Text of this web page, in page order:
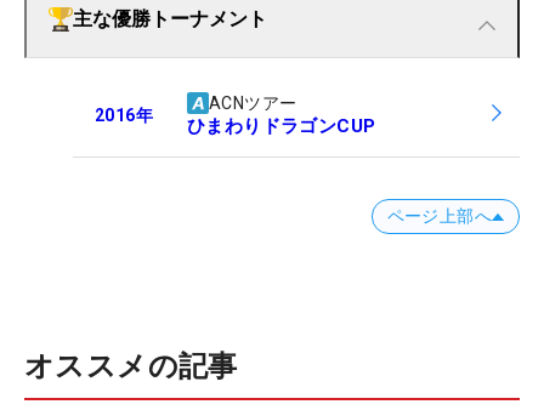
主な優勝トーナメント
2016年
ACNツアー
ひまわりドラゴンCUP
ページ上部へ
オススメの記事